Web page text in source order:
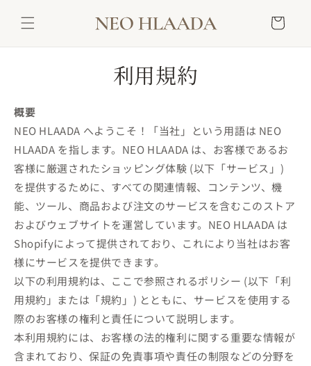
ンツに
進む
ー
利用規約
概要
NEO HLAADA へようこそ！「当社」という用語は NEO
HLAADA を指します。NEO HLAADA は、お客様であるお
客様に厳選されたショッピング体験 (以下「サービス」)
を提供するために、すべての関連情報、コンテンツ、機
能、ツール、商品および注文のサービスを含むこのストア
およびウェブサイトを運営しています。NEO HLAADA は
Shopifyによって提供されており、これにより当社はお客
様にサービスを提供できます。
以下の利用規約は、ここで参照されるポリシー (以下「利
用規約」または「規約」) とともに、サービスを使用する
際のお客様の権利と責任について説明します。
本利用規約には、お客様の法的権利に関する重要な情報が
含まれており、保証の免責事項や責任の制限などの分野を